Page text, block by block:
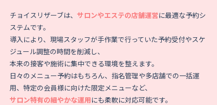
お問い合わせ
チョイスリザーブは、 サロンやエステの店舗運営に最適な予約シ
ステムです。
導入により、現場スタッフが手作業で行っていた予約受付やスケ
ジュール調整の時間を削減し、
本来の接客や施術に集中できる環境を整えます。
日々のメニュー予約はもちろん、指名管理や多店舗での一括運
用、特定の会員様に向けた限定メニューなど、
サロン特有の細やかな運用にも柔軟に対応可能です。